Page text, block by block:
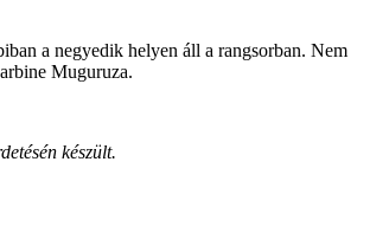
a negyedik helyen áll a rangsorban. Nem
Muguruza.
készült.